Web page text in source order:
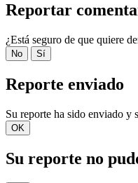
Reportar
¿Está seguro de que quiere
No Sí
Reporte enviado
Su reporte ha sido enviado y
OK
Su reporte no